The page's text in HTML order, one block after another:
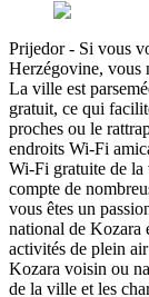
Prijedor- Si vous
Herzégovine, vous
La ville est
gratuit, ce qui
proches ou le
endroits Wi-Fi
Wi-Fi gratuite de la
compte de
vous êtes un
national de Kozara
activités de plein
Kozara voisin ou
de la ville et les